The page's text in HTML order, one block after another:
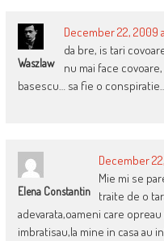
Waszlaw
December 22, 2009
da bre, is tari
nu mai face
basescu… sa fie o
Elena Constantin
December
Mie mi se
traite de o
adevarata,oameni care
imbratisau,la mine in casa au